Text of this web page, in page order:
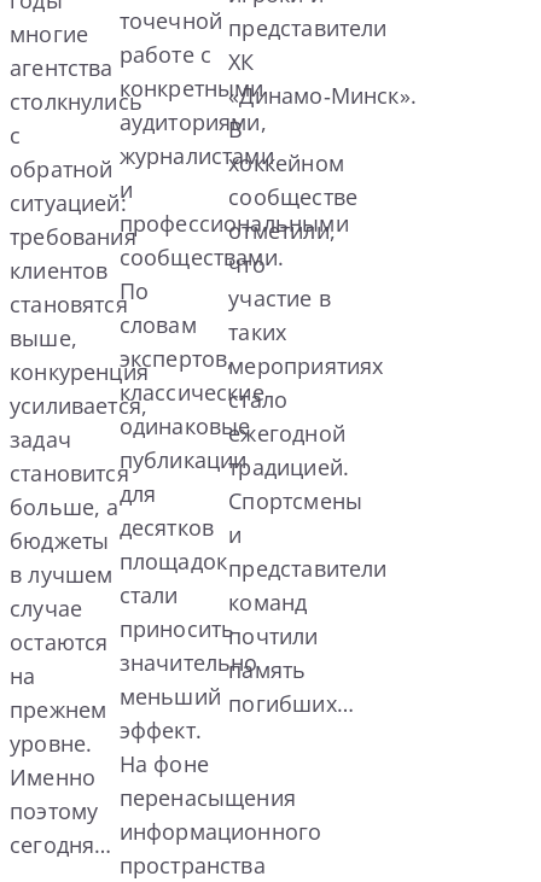
многие
агентства
столкнулись
с
обратной
ситуацией:
требования
клиентов
становятся
выше,
конкуренция
усиливается,
задач
становится
больше, а
бюджеты
в лучшем
случае
остаются
на
прежнем
уровне.
Именно
поэтому
сегодня…
точечной
работе с
конкретными
аудиториями,
журналистами
и
профессиональными
сообществами.
По
словам
экспертов,
классические
одинаковые
публикации
для
десятков
площадок
стали
приносить
значительно
меньший
эффект.
На фоне
перенасыщения
информационного
пространства
представители
ХК
«Динамо‑Минск».
В
хоккейном
сообществе
отметили,
что
участие в
таких
мероприятиях
стало
ежегодной
традицией.
Спортсмены
и
представители
команд
почтили
память
погибших…